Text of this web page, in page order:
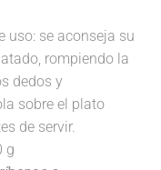
uso: se aconseja su
rompiendo la
dedos y
sobre el plato
de servir.
g